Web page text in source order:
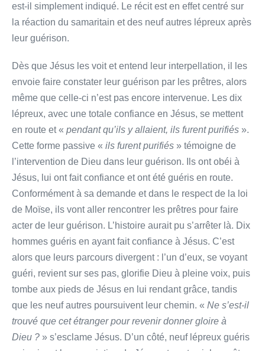
est-il simplement indiqué. Le récit est en effet centré sur
la réaction du samaritain et des neuf autres lépreux après
leur guérison.
Dès que Jésus les voit et entend leur interpellation, il les
envoie faire constater leur guérison par les prêtres, alors
même que celle-ci n’est pas encore intervenue. Les dix
lépreux, avec une totale confiance en Jésus, se mettent
en route et « pendant qu’ils y allaient, ils furent purifiés ».
Cette forme passive « ils furent purifiés » témoigne de
l’intervention de Dieu dans leur guérison. Ils ont obéi à
Jésus, lui ont fait confiance et ont été guéris en route.
Conformément à sa demande et dans le respect de la loi
de Moïse, ils vont aller rencontrer les prêtres pour faire
acter de leur guérison. L’histoire aurait pu s’arrêter là. Dix
hommes guéris en ayant fait confiance à Jésus. C’est
alors que leurs parcours divergent : l’un d’eux, se voyant
guéri, revient sur ses pas, glorifie Dieu à pleine voix, puis
tombe aux pieds de Jésus en lui rendant grâce, tandis
que les neuf autres poursuivent leur chemin. « Ne s’est-il
trouvé que cet étranger pour revenir donner gloire à
Dieu ? » s’esclame Jésus. D’un côté, neuf lépreux guéris